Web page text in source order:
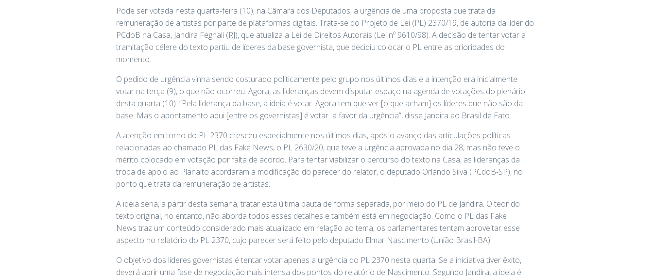
Pode ser votada nesta quarta-feira (10), na Câmara dos Deputados, a urgência de uma proposta que trata da
remuneração de artistas por parte de plataformas digitais. Trata-se do Projeto de Lei (PL) 2370/19, de autoria da líder do
PCdoB na Casa, Jandira Feghali (RJ), que atualiza a Lei de Direitos Autorais (Lei nº 9610/98). A decisão de tentar votar a
tramitação célere do texto partiu de líderes da base governista, que decidiu colocar o PL entre as prioridades do
momento.
O pedido de urgência vinha sendo costurado politicamente pelo grupo nos últimos dias e a intenção era inicialmente
votar na terça (9), o que não ocorreu. Agora, as lideranças devem disputar espaço na agenda de votações do plenário
desta quarta (10). “Pela liderança da base, a ideia é votar. Agora tem que ver [o que acham] os líderes que não são da
base. Mas o apontamento aqui [entre os governistas] é votar a favor da urgência”, disse Jandira ao Brasil de Fato.
A atenção em torno do PL 2370 cresceu especialmente nos últimos dias, após o avanço das articulações políticas
relacionadas ao chamado PL das Fake News, o PL 2630/20, que teve a urgência aprovada no dia 28, mas não teve o
mérito colocado em votação por falta de acordo. Para tentar viabilizar o percurso do texto na Casa, as lideranças da
tropa de apoio ao Planalto acordaram a modificação do parecer do relator, o deputado Orlando Silva (PCdoB-SP), no
ponto que trata da remuneração de artistas.
A ideia seria, a partir desta semana, tratar esta última pauta de forma separada, por meio do PL de Jandira. O teor do
texto original, no entanto, não aborda todos esses detalhes e também está em negociação. Como o PL das Fake
News traz um conteúdo considerado mais atualizado em relação ao tema, os parlamentares tentam aproveitar esse
aspecto no relatório do PL 2370, cujo parecer será feito pelo deputado Elmar Nascimento (União Brasil-BA).
O objetivo dos líderes governistas é tentar votar apenas a urgência do PL 2370 nesta quarta. Se a iniciativa tiver êxito,
deverá abrir uma fase de negociação mais intensa dos pontos do relatório de Nascimento. Segundo Jandira, a ideia é